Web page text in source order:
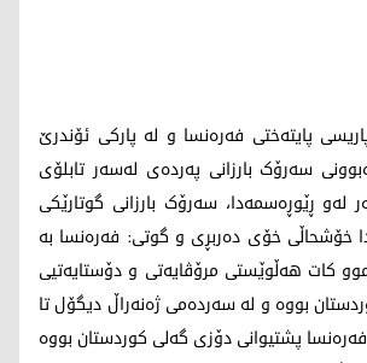
پایتەختی فەرەنسا و لە پارکی ئۆندرێ
سەرۆک بارزانی پەردەی لەسەر تابلۆی
لەو ڕێوڕەسمەدا، سەرۆک بارزانی گوتارێکی
خۆشحاڵی خۆی دەربڕی و گوتی: فەرەنسا بە
کات هەڵوێستی مرۆڤایەتی و دۆستایەتیی
بووە و لە سەردەمی ژەنەراڵ دیگۆل تا
پشتیوانی دۆزی گەلی کوردستان بووە